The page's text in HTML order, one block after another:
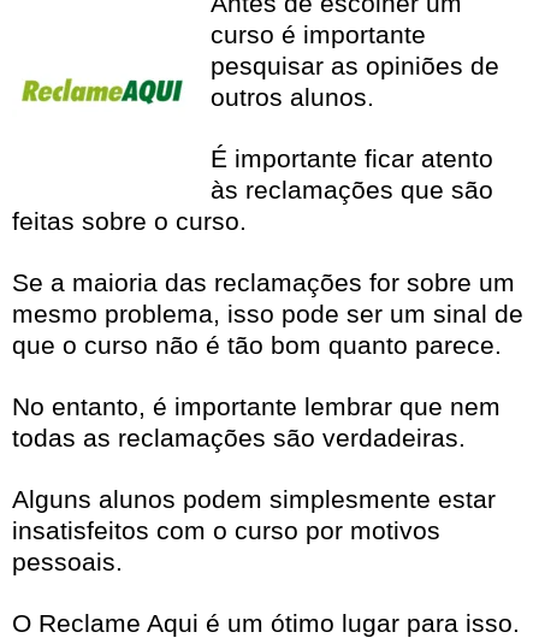
curso é importante
pesquisar as opiniões de
outros alunos.
É importante ficar atento
às reclamações que são
feitas sobre o curso.
Se a maioria das reclamações for sobre um
mesmo problema, isso pode ser um sinal de
que o curso não é tão bom quanto parece.
No entanto, é importante lembrar que nem
todas as reclamações são verdadeiras.
Alguns alunos podem simplesmente estar
insatisfeitos com o curso por motivos
pessoais.
O Reclame Aqui é um ótimo lugar para isso.